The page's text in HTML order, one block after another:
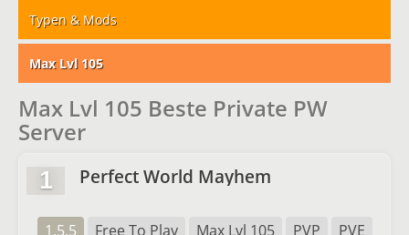
Typen & Mods
Max Lvl 105
Max Lvl 105 Beste Private PW
Server
1 Perfect World Mayhem
1.5.5 Free To Play Max Lvl 105 PVP PVE